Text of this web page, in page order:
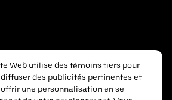
Web utilise des témoins tiers pour
des publicités pertinentes et
une personnalisation en se